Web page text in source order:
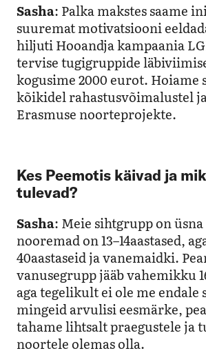
Sasha: Palka makstes saame
suuremat motivatsiooni
hiljuti Hooandja kampaania
tervise tugigruppide
kogusime 2000 eurot. Hoiame
kõikidel rahastusvõimalustel
Erasmuse noorteprojekte.
Kes Peemotis käivad ja
tulevad?
Sasha: Meie sihtgrupp on
nooremad on 13–14aastased,
40aastaseid ja vanemaidki.
vanusegrupp jääb vahemikku
aga tegelikult ei ole me endale
mingeid arvulisi eesmärke,
tahame lihtsalt praegustele ja
noortele olemas olla.